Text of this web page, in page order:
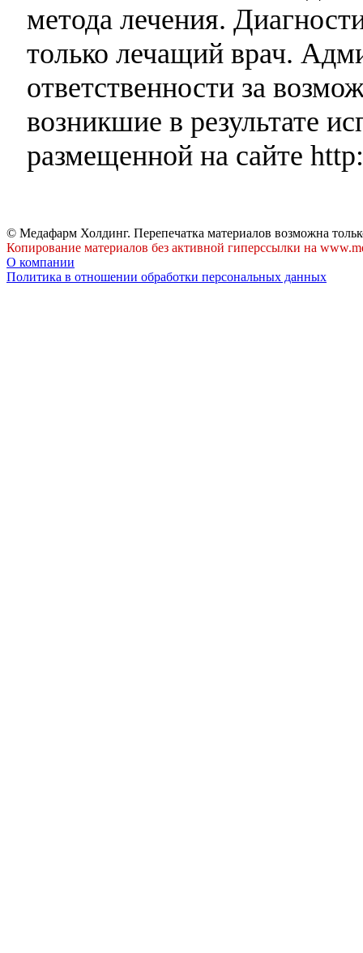
метода лечения.
только лечащий врач.
ответственности за
возникшие в результате
размещенной на сайте
© Медафарм Холдинг. Перепечатка материалов возможна
Копирование материалов без активной гиперссылки на
О компании
Политика в отношении обработки персональных данных